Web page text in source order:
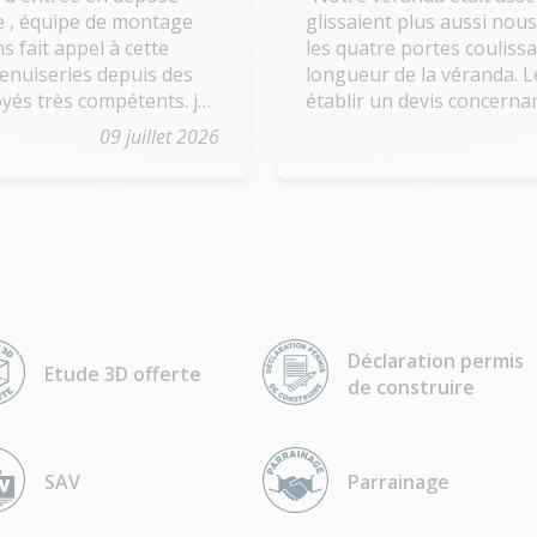
09 juillet 2026
équipe de montage
depuis des
glissaient plus aussi
les quatre portes
longueur de la véranda.
établir un devis
portes et l'adaptation
dans la structure déjà
anciennes portes et
tous les cartons et
bien fait, les portes sont
de transition et tout était
l'équipe est partie. On ne
Art & Fenêtres pour leur
de leur travail. Merci à
Etude 3D offerte
Déclaration permis
de construire
SAV Parrainage